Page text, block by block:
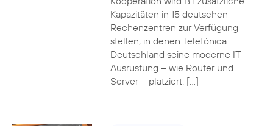
Kapazitäten in 15 deutschen
Rechenzentren zur Verfügung
stellen, in denen Telefónica
Deutschland seine moderne IT-
Ausrüstung – wie Router und
Server – platziert. […]